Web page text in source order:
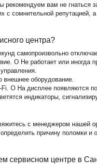
вам не гнаться
с сомнительной
центра?
самопроизвольно
O Не работает или иногда
внешнее оборудование.
O На дисплее появляются
индикаторы,
с менеджером нашей
причину поломки и
сервисном центре в